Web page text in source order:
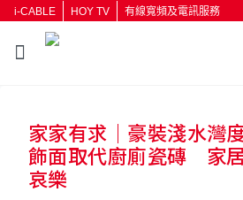
i-CABLE HOY TV 有線寬頻及電訊服務
按輸入鍵開始搜尋
家家有求｜豪裝淺水灣
飾面取代廚廁瓷磚 家
哀樂